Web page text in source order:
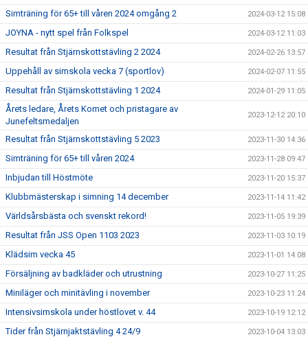
Simträning för 65+ till våren 2024 omgång 2 2024-03-12 15:08
JOYNA - nytt spel från Folkspel 2024-03-12 11:03
Resultat från Stjärnskottstävling 2 2024 2024-02-26 13:57
Uppehåll av simskola vecka 7 (sportlov) 2024-02-07 11:55
Resultat från Stjärnskottstävling 1 2024 2024-01-29 11:05
Årets ledare, Årets Komet och pristagare av
Junefeltsmedaljen
2023-12-12 20:10
Resultat från Stjärnskottstävling 5 2023 2023-11-30 14:36
Simträning för 65+ till våren 2024 2023-11-28 09:47
Inbjudan till Höstmöte 2023-11-20 15:37
Klubbmästerskap i simning 14 december 2023-11-14 11:42
Världsårsbästa och svenskt rekord! 2023-11-05 19:39
Resultat från JSS Open 1103 2023 2023-11-03 10:19
Klädsim vecka 45 2023-11-01 14:08
Försäljning av badkläder och utrustning 2023-10-27 11:25
Miniläger och minitävling i november 2023-10-23 11:24
Intensivsimskola under höstlovet v. 44 2023-10-19 12:12
Tider från Stjärnjaktstävling 4 24/9 2023-10-04 13:03